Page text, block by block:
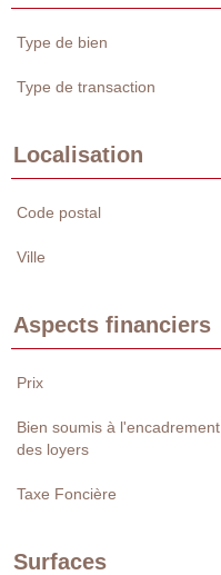
Type de bien
Type de transaction
Localisation
Code postal
Ville
Aspects financiers
Prix
Bien soumis à l'encadrement
des loyers
Taxe Foncière
Surfaces